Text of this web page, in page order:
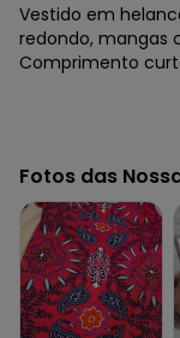
Vestido em
redondo, mangas
Comprimento
Moda Pop -
Modelagem: Solto
Comprimento da
Comprimento:
Decote frente:
Decote costas:
Complemento:
Tecido: Helanca
Composição:
Fotos das